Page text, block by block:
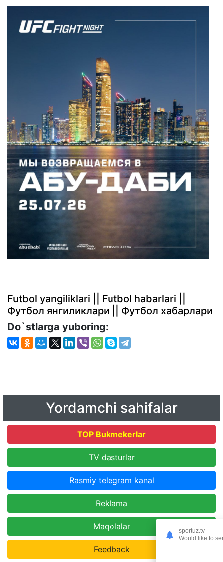
Futbol yangiliklari || Futbol habarlari ||
Футбол янгиликлари || Футбол хабарлари
Do`stlarga yuboring:
Yordamchi sahifalar
TOP Bukmekerlar
TV dasturlar
Rasmiy telegram kanal
Reklama
Maqolalar
Feedback
sportuz.tv
Would like to